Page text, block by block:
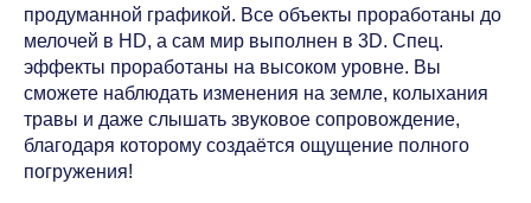
продуманной графикой. Все объекты проработаны до
мелочей в HD, а сам мир выполнен в 3D. Спец.
эффекты проработаны на высоком уровне. Вы
сможете наблюдать изменения на земле, колыхания
травы и даже слышать звуковое сопровождение,
благодаря которому создаётся ощущение полного
погружения!